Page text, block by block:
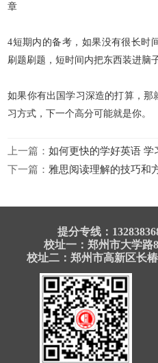
章
4短期内的备考，如果没有很长时
刷题刷题，短时间内把东西装进脑
如果你有出国学习深造的打算，
习方式，下一个高分可能就是你。
上一篇：如何更快的学好英语 学
下一篇： 雅思阅读理解的技巧和
提分专线：
校址一：郑州市大学路
校址二：郑州市高新区长